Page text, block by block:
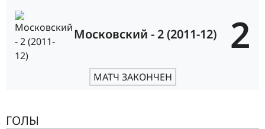
Московский - 2 (2011-12) 2
МАТЧ ЗАКОНЧЕН
ГОЛЫ